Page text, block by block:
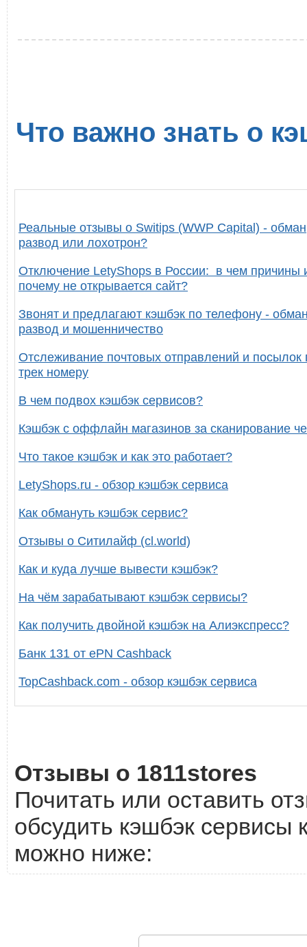
Что важно знать о
Реальные отзывы о Switips (WWP Capital) -
развод или лохотрон?
Отключение LetyShops в России: в чем причины
почему не открывается сайт?
Звонят и предлагают кэшбэк по телефону -
развод и мошенничество
Отслеживание почтовых отправлений и посылок
трек номеру
В чем подвох кэшбэк сервисов?
Кэшбэк с оффлайн магазинов за сканирование
Что такое кэшбэк и как это работает?
LetyShops.ru - обзор кэшбэк сервиса
Как обмануть кэшбэк сервис?
Отзывы о Ситилайф (cl.world)
Как и куда лучше вывести кэшбэк?
На чём зарабатывают кэшбэк сервисы?
Как получить двойной кэшбэк на Алиэкспресс?
Банк 131 от ePN Cashback
TopCashback.com - обзор кэшбэк сервиса
Отзывы о 1811stores
Почитать или оставить
обсудить кэшбэк сервисы
можно ниже: